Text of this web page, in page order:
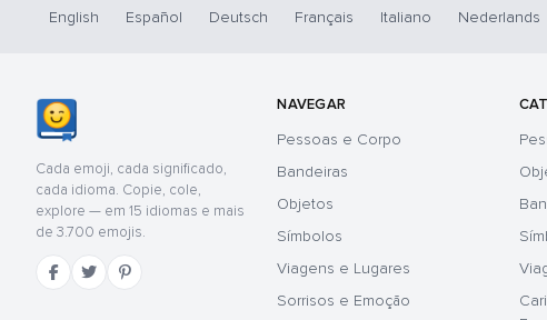
English Español Deutsch Français Italiano Nederlands
Cada emoji, cada significado,
cada idioma. Copie, cole,
explore — em 15 idiomas e mais
de 3.700 emojis.
NAVEGAR
Pessoas e Corpo
Bandeiras
Objetos
Símbolos
Viagens e Lugares
Sorrisos e Emoção